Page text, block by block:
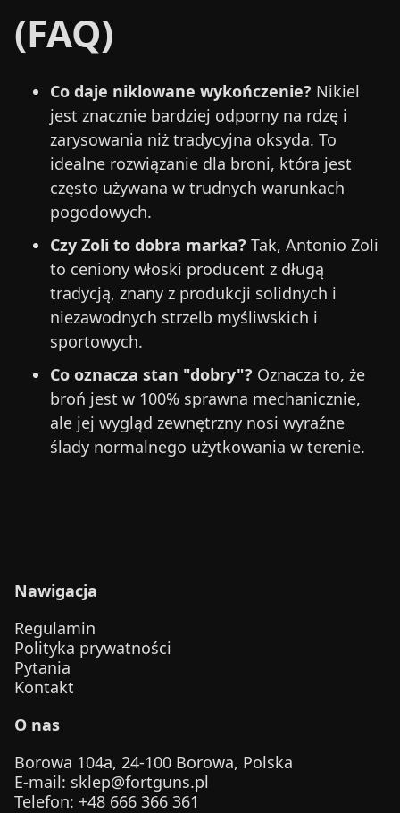
(FAQ)
Co daje niklowane wykończenie? Nikiel
jest znacznie bardziej odporny na rdzę i
zarysowania niż tradycyjna oksyda. To
idealne rozwiązanie dla broni, która jest
często używana w trudnych warunkach
pogodowych.
Czy Zoli to dobra marka? Tak, Antonio Zoli
to ceniony włoski producent z długą
tradycją, znany z produkcji solidnych i
niezawodnych strzelb myśliwskich i
sportowych.
Co oznacza stan "dobry"? Oznacza to, że
broń jest w 100% sprawna mechanicznie,
ale jej wygląd zewnętrzny nosi wyraźne
ślady normalnego użytkowania w terenie.
Nawigacja
Regulamin
Polityka prywatności
Pytania
Kontakt
O nas
Borowa 104a, 24-100 Borowa, Polska
E-mail: sklep@fortguns.pl
Telefon: +48 666 366 361